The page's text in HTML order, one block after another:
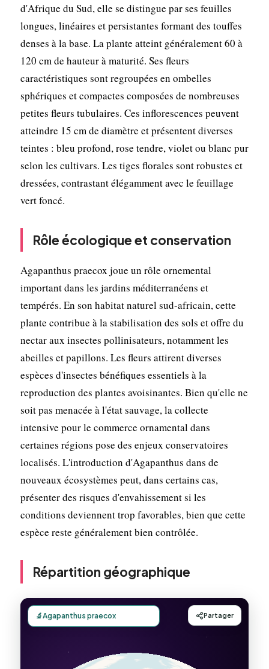
d'Afrique du Sud, elle se distingue par ses feuilles
longues, linéaires et persistantes formant des touffes
denses à la base. La plante atteint généralement 60 à
120 cm de hauteur à maturité. Ses fleurs
caractéristiques sont regroupées en ombelles
sphériques et compactes composées de nombreuses
petites fleurs tubulaires. Ces inflorescences peuvent
atteindre 15 cm de diamètre et présentent diverses
teintes : bleu profond, rose tendre, violet ou blanc pur
selon les cultivars. Les tiges florales sont robustes et
dressées, contrastant élégamment avec le feuillage
vert foncé.
Rôle écologique et conservation
Agapanthus praecox joue un rôle ornemental
important dans les jardins méditerranéens et
tempérés. En son habitat naturel sud-africain, cette
plante contribue à la stabilisation des sols et offre du
nectar aux insectes pollinisateurs, notamment les
abeilles et papillons. Les fleurs attirent diverses
espèces d'insectes bénéfiques essentiels à la
reproduction des plantes avoisinantes. Bien qu'elle ne
soit pas menacée à l'état sauvage, la collecte
intensive pour le commerce ornamental dans
certaines régions pose des enjeux conservatoires
localisés. L'introduction d'Agapanthus dans de
nouveaux écosystèmes peut, dans certains cas,
présenter des risques d'envahissement si les
conditions deviennent trop favorables, bien que cette
espèce reste généralement bien contrôlée.
Répartition géographique